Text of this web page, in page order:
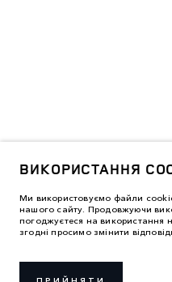
ВИКОРИСТАННЯ
Ми використовуємо файли
нашого сайту. Продовжуючи
погоджуєтеся на
згодні просимо змінити